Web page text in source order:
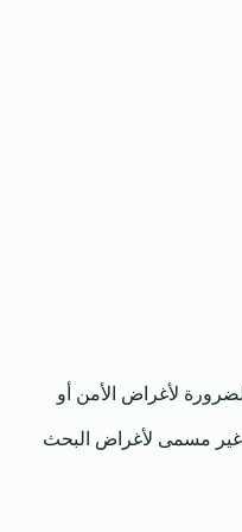
لأغراض الأمن أو
غير مسمى لأغراض البحث